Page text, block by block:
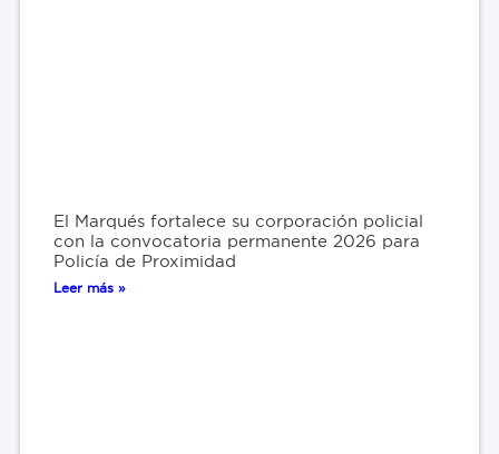
El Marqués fortalece su corporación policial
con la convocatoria permanente 2026 para
Policía de Proximidad
Leer más »